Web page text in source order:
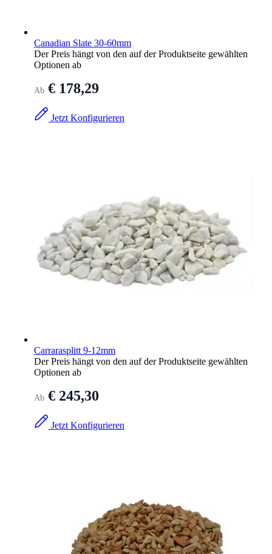
Canadian Slate 30-60mm
Der Preis hängt von den auf der Produktseite gewählten
Optionen ab
Ab € 178,29
Jetzt Konfigurieren
Carrarasplitt 9-12mm
Der Preis hängt von den auf der Produktseite gewählten
Optionen ab
Ab € 245,30
Jetzt Konfigurieren